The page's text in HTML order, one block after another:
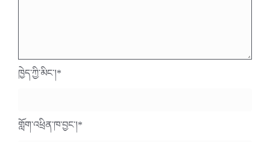
ཁྱེད་ཀྱི་མིང་།*
གློག་འཕྲིན་ཁ་བྱང་།*